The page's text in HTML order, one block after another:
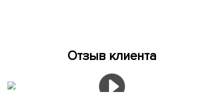
Отзыв клиента